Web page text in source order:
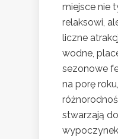
miejsce nie
relaksowi,
liczne
wodne,
sezonowe
na porę
stwarzają